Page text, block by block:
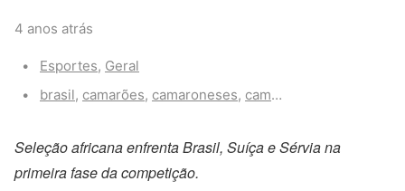
4 anos atrás
Categories:
Esportes, Geral
Tags:
brasil, camarões, camaroneses, campanha
Seleção africana enfrenta Brasil, Suíça e Sérvia na
primeira fase da competição.